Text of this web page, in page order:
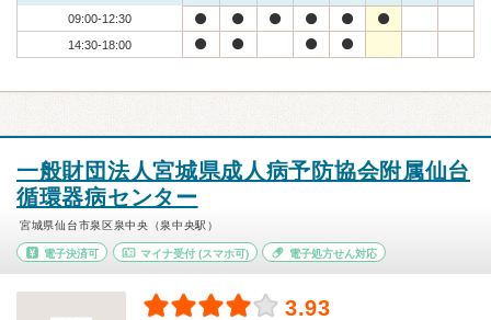
09:00-12:30
14:30-18:00
一般財団法人宮城県成人病予防協会附属仙台
循環器病センター
宮城県仙台市泉区泉中央（泉中央駅）
電子決済可 マイナ受付(スマホ可) 電子処方せん対応
3.93